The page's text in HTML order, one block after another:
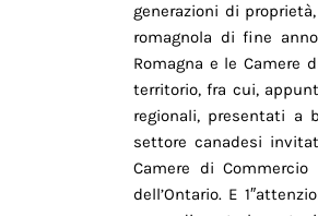
generazioni di
romagnola di fine
Romagna e le Camere
territorio, fra cui,
regionali, presentati a
settore canadesi
Camere di
dell’Ontario. E